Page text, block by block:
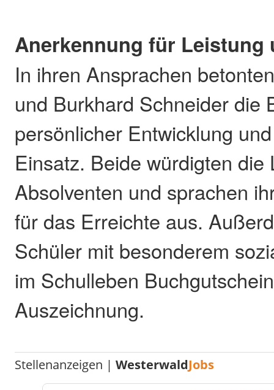
Anerkennung für Leistung
In ihren Ansprachen
und Burkhard Schneider die
persönlicher Entwicklung
Einsatz. Beide würdigten die
Absolventen und sprachen
für das Erreichte aus.
Schüler mit besonderem
im Schulleben
Auszeichnung.
Stellenanzeigen |WesterwaldJobs